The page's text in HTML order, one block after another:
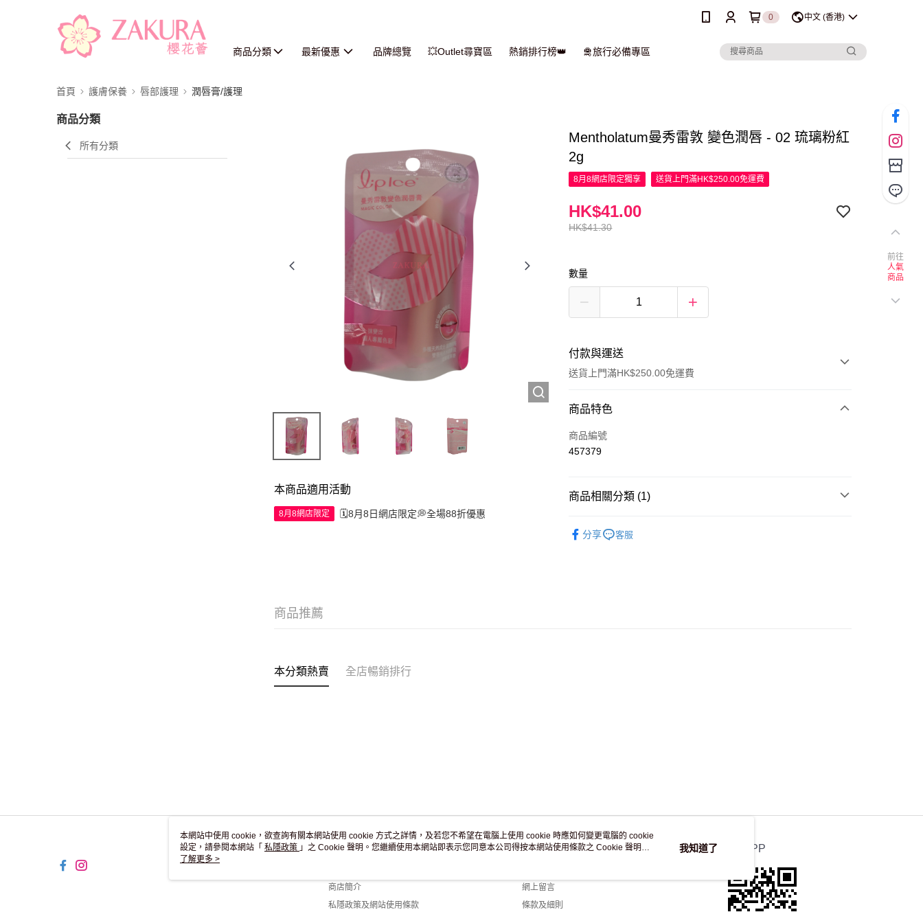
0 中文 (香港)
商品分類 最新優惠 品牌總覽 💥Outlet尋寶區 熱銷排行榜👑 🛅旅行必備專區
首頁 護膚保養 唇部護理 潤唇膏/護理
商品分類
所有分類
本商品適用活動
8月8網店限定 🗓️8月8日網店限定💭全場88折優惠
Mentholatum曼秀雷敦 變色潤唇 - 02 琉璃粉紅
2g
8月8網店限定獨享 送貨上門滿HK$250.00免運費
HK$41.30
HK$41.00
數量
付款與運送
送貨上門滿HK$250.00免運費
付款方式
信用卡
商品特色
商品編號
457379
商品相關分類 (1)
分享
客服
商品推薦
本分類熱賣 全店暢銷排行
關於我們
商店簡介
私隱政策及網站使用條款
客戶服務
網上留言
條款及細則
官方APP
前往
人氣
商品
本網站中使用 cookie，欲查詢有關本網站使用 cookie 方式之詳情，及若您不希望在電腦上使用 cookie 時應如何變更電腦的 cookie
設定，請參閱本網站「 私隱政策 」之 Cookie 聲明。您繼續使用本網站即表示您同意本公司得按本網站使用條款之 Cookie 聲明使
用 cookie。
了解更多 >
我知道了